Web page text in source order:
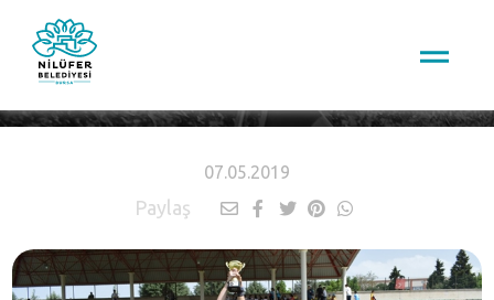
07.05.2019
Paylaş